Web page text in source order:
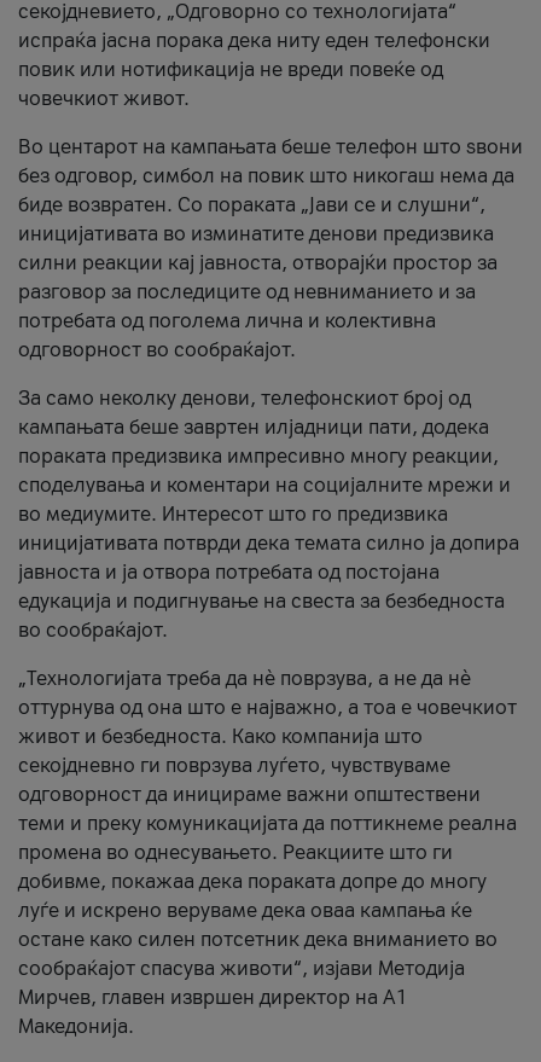
секојдневието, „Одговорно со технологијата“
испраќа јасна порака дека ниту еден телефонски
повик или нотификација не вреди повеќе од
човечкиот живот.
Во центарот на кампањата беше телефон што ѕвони
без одговор, симбол на повик што никогаш нема да
биде возвратен. Со пораката „Јави се и слушни“,
иницијативата во изминатите денови предизвика
силни реакции кај јавноста, отворајќи простор за
разговор за последиците од невниманието и за
потребата од поголема лична и колективна
одговорност во сообраќајот.
За само неколку денови, телефонскиот број од
кампањата беше завртен илјадници пати, додека
пораката предизвика импресивно многу реакции,
споделувања и коментари на социјалните мрежи и
во медиумите. Интересот што го предизвика
иницијативата потврди дека темата силно ја допира
јавноста и ја отвора потребата од постојана
едукација и подигнување на свеста за безбедноста
во сообраќајот.
„Технологијата треба да нè поврзува, а не да нè
оттурнува од она што е најважно, а тоа е човечкиот
живот и безбедноста. Како компанија што
секојдневно ги поврзува луѓето, чувствуваме
одговорност да иницираме важни општествени
теми и преку комуникацијата да поттикнеме реална
промена во однесувањето. Реакциите што ги
добивме, покажаа дека пораката допре до многу
луѓе и искрено веруваме дека оваа кампања ќе
остане како силен потсетник дека вниманието во
сообраќајот спасува животи“, изјави Методија
Мирчев, главен извршен директор на А1
Македонија.